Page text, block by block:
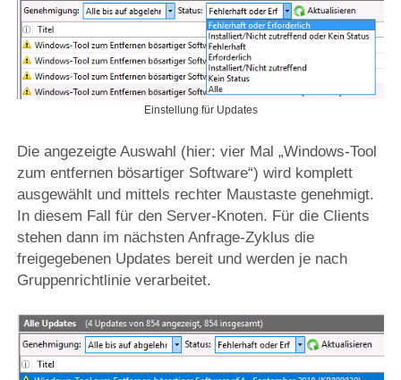
Einstellung für Updates
Die angezeigte Auswahl (hier: vier Mal „Windows-Tool
zum entfernen bösartiger Software“) wird komplett
ausgewählt und mittels rechter Maustaste genehmigt.
In diesem Fall für den Server-Knoten. Für die Clients
stehen dann im nächsten Anfrage-Zyklus die
freigegebenen Updates bereit und werden je nach
Gruppenrichtlinie verarbeitet.